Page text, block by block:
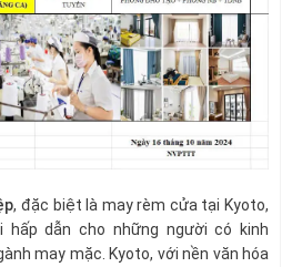
, đặc biệt là may rèm cửa tại Kyoto,
hấp dẫn cho những người có kinh
may mặc. Kyoto, với nền văn hóa